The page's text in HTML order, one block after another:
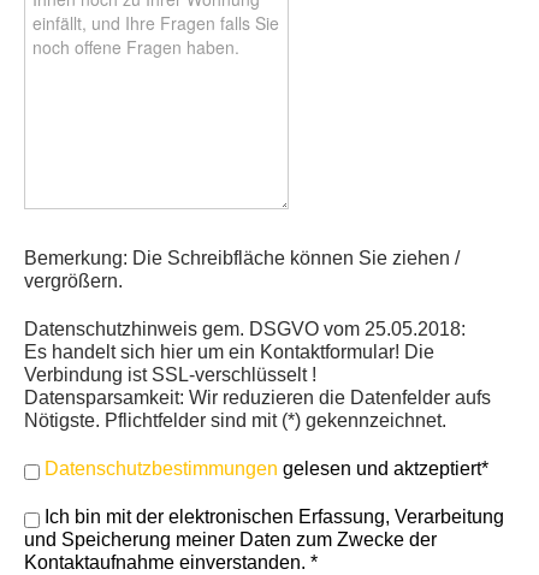
Bemerkung: Die Schreibfläche können Sie ziehen /
vergrößern.
Datenschutzhinweis gem. DSGVO vom 25.05.2018:
Es handelt sich hier um ein Kontaktformular! Die
Verbindung ist SSL-verschlüsselt !
Datensparsamkeit: Wir reduzieren die Datenfelder aufs
Nötigste. Pflichtfelder sind mit (*) gekennzeichnet.
Datenschutzbestimmungen gelesen und aktzeptiert*
Ich bin mit der elektronischen Erfassung, Verarbeitung
und Speicherung meiner Daten zum Zwecke der
Kontaktaufnahme einverstanden. *